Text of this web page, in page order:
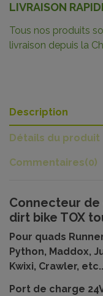
LIVRAISON
Tous nos produits
livraison depuis la
Description
Détails du produit
Commentaires(0)
Connecteur
dirt bike TOX
Pour quads
Python, Maddox,
Kwixi, Crawler, etc..
Port de charge